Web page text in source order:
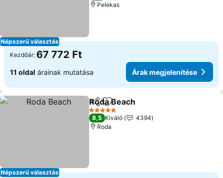
Népszerű választás
Pelekas
Kezdőár: 67 772 Ft
11 oldal árainak mutatása Árak megjelenítése
Népszerű választás
Megosztás
Hozzáadás a kedvencekhez
Roda Beach
5 Kategória
8,5 Kiváló
4394
Roda